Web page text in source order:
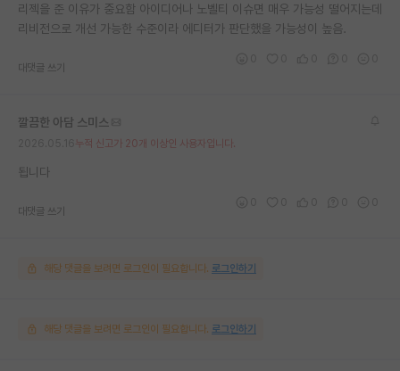
리젝을 준 이유가 중요함 아이디어나 노벨티 이슈면 매우 가능성 떨어지는데
리비전으로 개선 가능한 수준이라 에디터가 판단했을 가능성이 높음.
대댓글 쓰기
깔끔한 아담 스미스
누적 신고가 20개 이상인 사용자입니다.
됩니다
대댓글 쓰기
해당 댓글을 보려면 로그인이 필요합니다. 로그인하기
해당 댓글을 보려면 로그인이 필요합니다. 로그인하기